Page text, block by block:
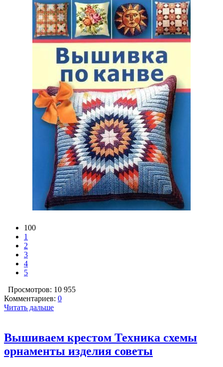
100
1
2
3
4
5
Просмотров: 10 955
Комментариев: 0
Читать дальше
Вышиваем крестом Техника схемы
орнаменты изделия советы